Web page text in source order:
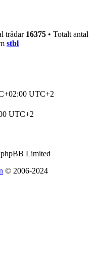
trådar 16375 • Totalt antal
stbl
UTC+2
UTC+2
Limited
© 2006-2024